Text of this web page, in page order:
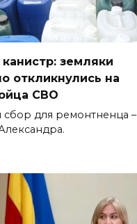
земляки
откликнулись на
СВО
для ремонтненца –